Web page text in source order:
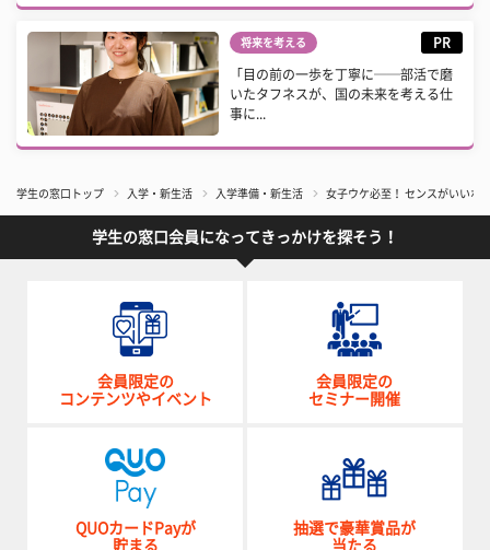
将来を考える PR
「目の前の一歩を丁寧に──部活で磨
いたタフネスが、国の未来を考える仕
事に...
学生の窓口トップ 入学・新生活 入学準備・新生活 女子ウケ必至！ センスがいいホ
学生の窓口会員になってきっかけを探そう！
会員限定の
コンテンツやイベント
会員限定の
セミナー開催
QUOカードPayが
貯まる
抽選で豪華賞品が
当たる